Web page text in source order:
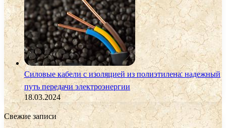
Силовые кабели с изоляцией из полиэтилена: надежный
путь передачи электроэнергии
18.03.2024
Свежие записи